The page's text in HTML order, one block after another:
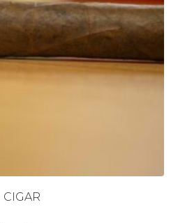
CIGAR